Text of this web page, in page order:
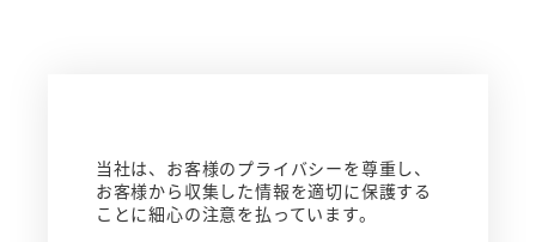
当社は、お客様のプライバシーを尊重し、
お客様から収集した情報を適切に保護する
ことに細心の注意を払っています。